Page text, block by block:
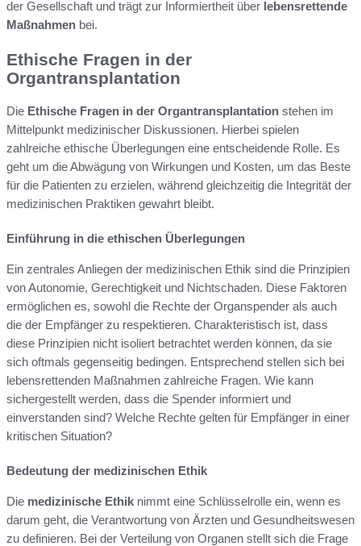
der Gesellschaft und trägt zur Informiertheit über lebensrettende
Maßnahmen bei.
Ethische Fragen in der
Organtransplantation
Die Ethische Fragen in der Organtransplantation stehen im
Mittelpunkt medizinischer Diskussionen. Hierbei spielen
zahlreiche ethische Überlegungen eine entscheidende Rolle. Es
geht um die Abwägung von Wirkungen und Kosten, um das Beste
für die Patienten zu erzielen, während gleichzeitig die Integrität der
medizinischen Praktiken gewahrt bleibt.
Einführung in die ethischen Überlegungen
Ein zentrales Anliegen der medizinischen Ethik sind die Prinzipien
von Autonomie, Gerechtigkeit und Nichtschaden. Diese Faktoren
ermöglichen es, sowohl die Rechte der Organspender als auch
die der Empfänger zu respektieren. Charakteristisch ist, dass
diese Prinzipien nicht isoliert betrachtet werden können, da sie
sich oftmals gegenseitig bedingen. Entsprechend stellen sich bei
lebensrettenden Maßnahmen zahlreiche Fragen. Wie kann
sichergestellt werden, dass die Spender informiert und
einverstanden sind? Welche Rechte gelten für Empfänger in einer
kritischen Situation?
Bedeutung der medizinischen Ethik
Die medizinische Ethik nimmt eine Schlüsselrolle ein, wenn es
darum geht, die Verantwortung von Ärzten und Gesundheitswesen
zu definieren. Bei der Verteilung von Organen stellt sich die Frage